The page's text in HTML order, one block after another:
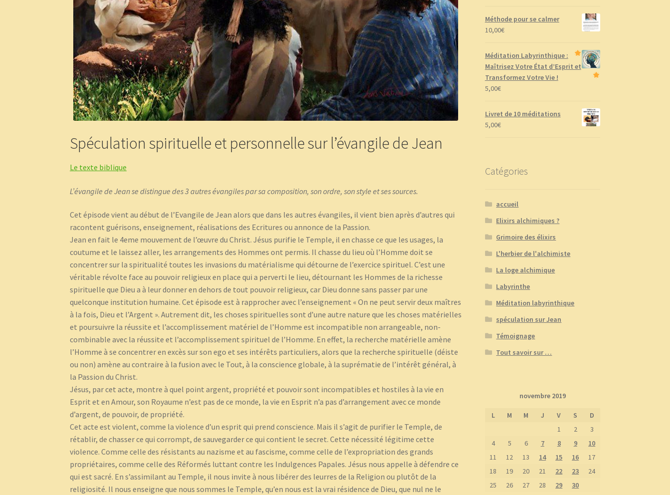
Spéculation spirituelle et personnelle sur l’évangile de Jean
Le texte biblique
L’évangile de Jean se distingue des 3 autres évangiles par sa composition, son ordre, son style et ses sources.
Cet épisode vient au début de l’Evangile de Jean alors que dans les autres évangiles, il vient bien après d’autres qui
racontent guérisons, enseignement, réalisations des Ecritures ou annonce de la Passion.
Jean en fait le 4eme mouvement de l’œuvre du Christ. Jésus purifie le Temple, il en chasse ce que les usages, la
coutume et le laissez aller, les arrangements des Hommes ont permis. Il chasse du lieu où l’Homme doit se
concentrer sur la spiritualité toutes les invasions du matérialisme qui détourne de l’exercice spirituel. C’est une
véritable révolte face au pouvoir religieux en place qui a perverti le lieu, détournant les Hommes de la richesse
spirituelle que Dieu a à leur donner en dehors de tout pouvoir religieux, car Dieu donne sans passer par une
quelconque institution humaine. Cet épisode est à rapprocher avec l’enseignement « On ne peut servir deux maîtres
à la fois, Dieu et l’Argent ». Autrement dit, les choses spirituelles sont d’une autre nature que les choses matérielles
et poursuivre la réussite et l’accomplissement matériel de l’Homme est incompatible non arrangeable, non-
combinable avec la réussite et l’accomplissement spirituel de l’Homme. En effet, la recherche matérielle amène
l’Homme à se concentrer en excès sur son ego et ses intérêts particuliers, alors que la recherche spirituelle (déiste
ou non) amène au contraire à la fusion avec le Tout, à la conscience globale, à la suprématie de l’intérêt général, à
la Passion du Christ.
Jésus, par cet acte, montre à quel point argent, propriété et pouvoir sont incompatibles et hostiles à la vie en
Esprit et en Amour, son Royaume n’est pas de ce monde, la vie en Esprit n’a pas d’arrangement avec ce monde
d’argent, de pouvoir, de propriété.
Cet acte est violent, comme la violence d’un esprit qui prend conscience. Mais il s’agit de purifier le Temple, de
rétablir, de chasser ce qui corrompt, de sauvegarder ce qui contient le secret. Cette nécessité légitime cette
violence. Comme celle des résistants au nazisme et au fascisme, comme celle de l’expropriation des grands
propriétaires, comme celle des Réformés luttant contre les Indulgences Papales. Jésus nous appelle à défendre ce
qui est sacré. En s’assimilant au Temple, il nous invite à nous libérer des leurres de la Religion ou plutôt de la
religiosité. Il nous enseigne que nous sommes le Temple, qu’en nous est la vrai résidence de Dieu, que nul ne le
Méthode pour se calmer
10,00€
Méditation Labyrinthique :
Maîtrisez Votre État d’Esprit et
Transformez Votre Vie !
5,00€
Livret de 10 méditations
5,00€
Catégories
accueil
Elixirs alchimiques ?
Grimoire des élixirs
L'herbier de l'alchimiste
La loge alchimique
Labyrinthe
Méditation labyrinthique
spéculation sur Jean
Témoignage
Tout savoir sur …
novembre 2019
L M M J V S
D
1
2
3
4
5 6 7 8 9
10
11
12 13 14 15 16
17
18
19 20 21 22 23
24
25
26 27 28 29 30